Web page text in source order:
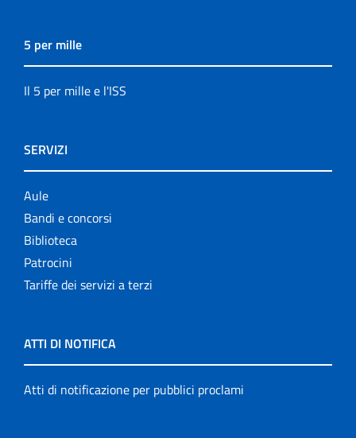
5 per mille
Il 5 per mille e l'ISS
SERVIZI
Aule
Bandi e concorsi
Biblioteca
Patrocini
Tariffe dei servizi a terzi
ATTI DI NOTIFICA
Atti di notificazione per pubblici proclami